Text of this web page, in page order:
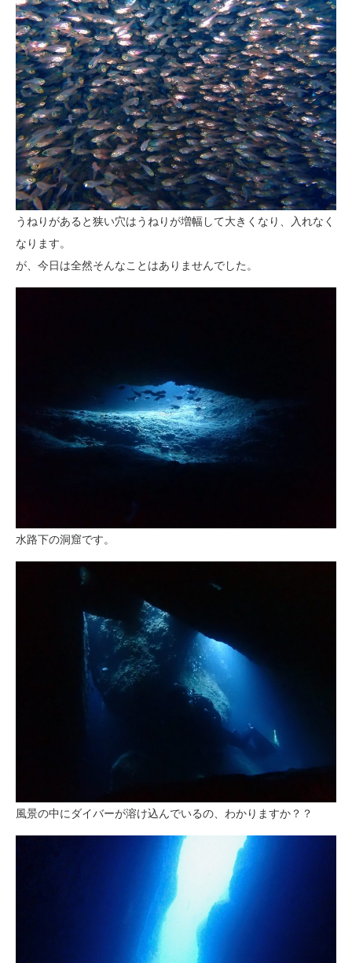
うねりがあると狭い穴はうねりが増幅して大きくなり、入れなく
なります。
が、今日は全然そんなことはありませんでした。
水路下の洞窟です。
風景の中にダイバーが溶け込んでいるの、わかりますか？？